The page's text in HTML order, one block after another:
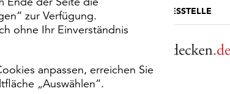
zur Verfügung.
ohne Ihr Einverständnis
anpassen, erreichen Sie
„Auswählen“.
MUSEUMSPORTAL DIE LANDESSTELLE